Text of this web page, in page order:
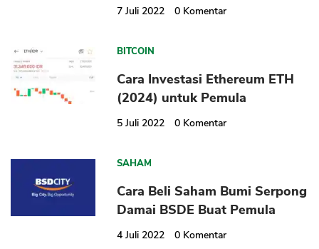
7 Juli 2022 0 Komentar
BITCOIN
Cara Investasi Ethereum ETH
(2024) untuk Pemula
5 Juli 2022 0 Komentar
SAHAM
Cara Beli Saham Bumi Serpong
Damai BSDE Buat Pemula
4 Juli 2022 0 Komentar